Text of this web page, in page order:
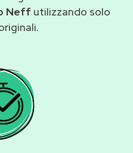
Neff utilizzando solo